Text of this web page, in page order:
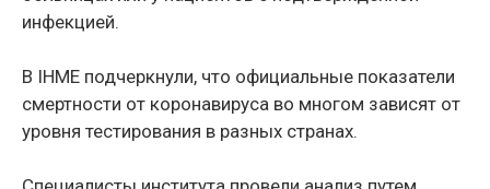
инфекцией.
В IHME подчеркнули, что официальные показатели
смертности от коронавируса во многом зависят от
уровня тестирования в разных странах.